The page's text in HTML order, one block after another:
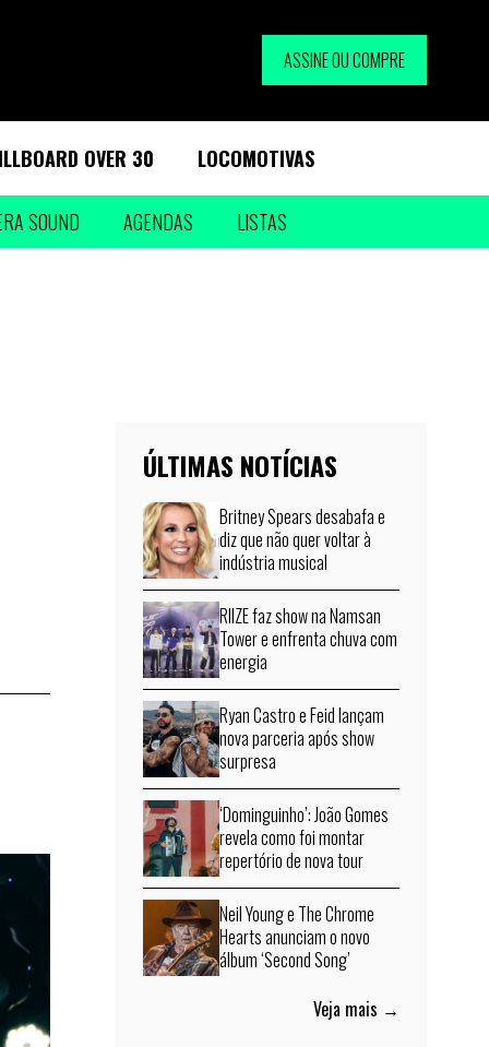
ASSINE OU COMPRE
OVER 30 LOCOMOTIVAS
SOUND AGENDAS LISTAS
ÚLTIMAS NOTÍCIAS
Britney Spears desabafa e
diz que não quer voltar à
indústria musical
RIIZE faz show na Namsan
Tower e enfrenta chuva com
energia
Ryan Castro e Feid lançam
nova parceria após show
surpresa
‘Dominguinho’: João Gomes
revela como foi montar
repertório de nova tour
Neil Young e The Chrome
Hearts anunciam o novo
álbum ‘Second Song’
Veja mais →